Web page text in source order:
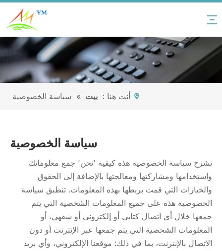
أنت هنا : بيت » سياسة الخصوصية
سياسة الخصوصية
تشرح سياسة الخصوصية هذه كيفية 'نحن' جمع معلوماتك
واستخدامها ومشاركتها ومعالجتها بالإضافة إلى الحقوق
والخيارات التي قمت بربطها بهذه المعلومات. تنطبق سياسة
الخصوصية هذه على جميع المعلومات الشخصية التي يتم
جمعها خلال أي اتصال كتابي أو إلكتروني أو شفهي، أو
المعلومات الشخصية التي يتم جمعها عبر الإنترنت أو دون
الاتصال بالإنترنت، بما في ذلك: موقعنا الإلكتروني، وأي بريد